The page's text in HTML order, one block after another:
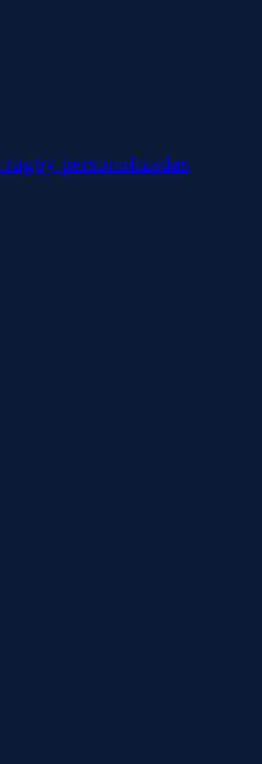
personalizadas